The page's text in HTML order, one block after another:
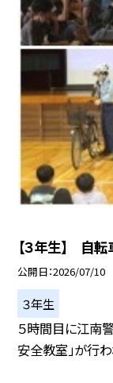
【３年生】 自
公開日 2026/07/10
３年生
５時間目に江南
安全教室」が行わ